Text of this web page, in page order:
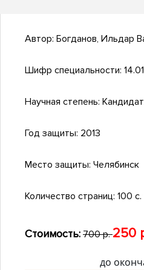
Автор: Богданов, Ильдар
Шифр специальности:
Научная степень:
Год защиты: 2013
Место защиты: Челябинск
Количество страниц: 100 с.
Стоимость: 700 р.250
до